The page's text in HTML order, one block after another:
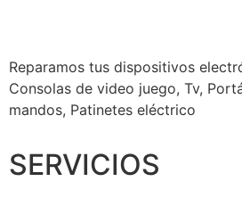
Reparamos tus dispositivos
Consolas de video juego, Tv,
mandos, Patinetes eléctrico
SERVICIOS